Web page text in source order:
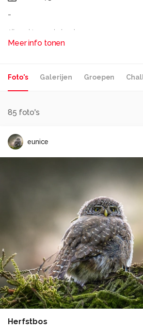
-
Alle rechten voorbehouden
Meer info tonen
Foto's Galerijen Groepen
85 foto's
eunice
Herfstbos